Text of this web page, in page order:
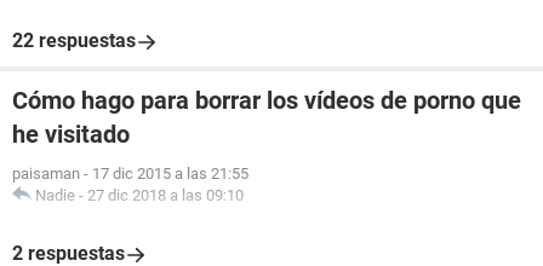
22 respuestas
Cómo hago para borrar los vídeos de porno que
he visitado
paisaman - 17 dic 2015 a las 21:55
Nadie - 27 dic 2018 a las 09:10
2 respuestas